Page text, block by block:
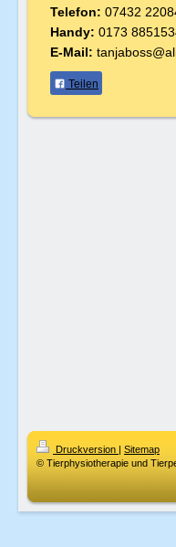
Telefon: 07432
Handy: 0173
E-Mail:
Teilen
Druckversion | Sitemap
© Tierphysiotherapie und